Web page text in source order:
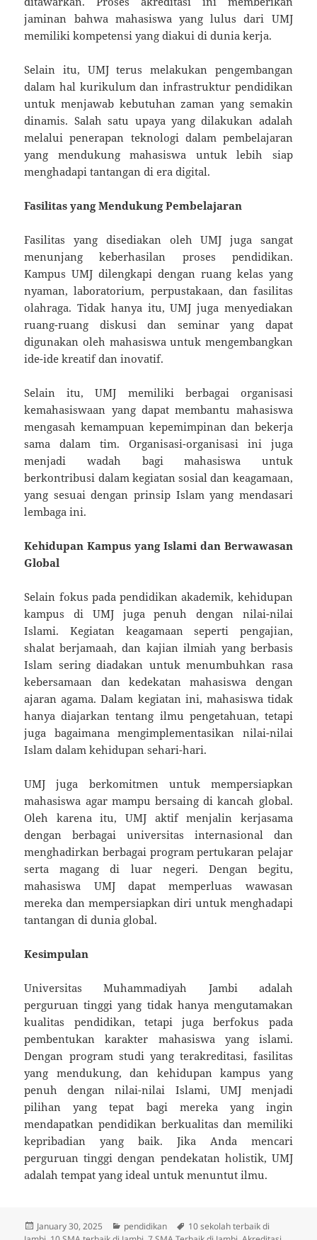
jaminan bahwa mahasiswa yang lulus dari UMJ
memiliki kompetensi yang diakui di dunia kerja.
Selain itu, UMJ terus melakukan pengembangan
dalam hal kurikulum dan infrastruktur pendidikan
untuk menjawab kebutuhan zaman yang semakin
dinamis. Salah satu upaya yang dilakukan adalah
melalui penerapan teknologi dalam pembelajaran
yang mendukung mahasiswa untuk lebih siap
menghadapi tantangan di era digital.
Fasilitas yang Mendukung Pembelajaran
Fasilitas yang disediakan oleh UMJ juga sangat
menunjang keberhasilan proses pendidikan.
Kampus UMJ dilengkapi dengan ruang kelas yang
nyaman, laboratorium, perpustakaan, dan fasilitas
olahraga. Tidak hanya itu, UMJ juga menyediakan
ruang-ruang diskusi dan seminar yang dapat
digunakan oleh mahasiswa untuk mengembangkan
ide-ide kreatif dan inovatif.
Selain itu, UMJ memiliki berbagai organisasi
kemahasiswaan yang dapat membantu mahasiswa
mengasah kemampuan kepemimpinan dan bekerja
sama dalam tim. Organisasi-organisasi ini juga
menjadi wadah bagi mahasiswa untuk
berkontribusi dalam kegiatan sosial dan keagamaan,
yang sesuai dengan prinsip Islam yang mendasari
lembaga ini.
Kehidupan Kampus yang Islami dan Berwawasan
Global
Selain fokus pada pendidikan akademik, kehidupan
kampus di UMJ juga penuh dengan nilai-nilai
Islami. Kegiatan keagamaan seperti pengajian,
shalat berjamaah, dan kajian ilmiah yang berbasis
Islam sering diadakan untuk menumbuhkan rasa
kebersamaan dan kedekatan mahasiswa dengan
ajaran agama. Dalam kegiatan ini, mahasiswa tidak
hanya diajarkan tentang ilmu pengetahuan, tetapi
juga bagaimana mengimplementasikan nilai-nilai
Islam dalam kehidupan sehari-hari.
UMJ juga berkomitmen untuk mempersiapkan
mahasiswa agar mampu bersaing di kancah global.
Oleh karena itu, UMJ aktif menjalin kerjasama
dengan berbagai universitas internasional dan
menghadirkan berbagai program pertukaran pelajar
serta magang di luar negeri. Dengan begitu,
mahasiswa UMJ dapat memperluas wawasan
mereka dan mempersiapkan diri untuk menghadapi
tantangan di dunia global.
Kesimpulan
Universitas Muhammadiyah Jambi adalah
perguruan tinggi yang tidak hanya mengutamakan
kualitas pendidikan, tetapi juga berfokus pada
pembentukan karakter mahasiswa yang islami.
Dengan program studi yang terakreditasi, fasilitas
yang mendukung, dan kehidupan kampus yang
penuh dengan nilai-nilai Islami, UMJ menjadi
pilihan yang tepat bagi mereka yang ingin
mendapatkan pendidikan berkualitas dan memiliki
kepribadian yang baik. Jika Anda mencari
perguruan tinggi dengan pendekatan holistik, UMJ
adalah tempat yang ideal untuk menuntut ilmu.
Posted
January 30, 2025 Categories
pendidikan Tags
10 sekolah terbaik di